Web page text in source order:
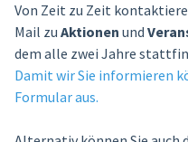
Von Zeit zu Zeit
Mail zu Aktionen und
dem alle zwei Jahre
Damit wir Sie informieren
Formular aus.